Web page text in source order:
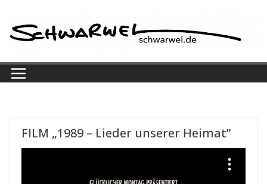
content
FILM „1989 – Lieder unserer Heimat”